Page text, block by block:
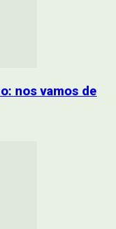
nos vamos de